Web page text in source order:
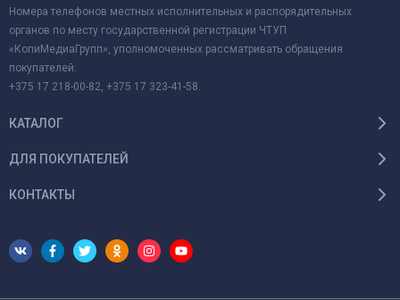
Номера телефонов местных исполнительных и распорядительных
органов по месту государственной регистрации ЧТУП
«КопиМедиаГрупп», уполномоченных рассматривать обращения
покупателей:
+375 17 218-00-82, +375 17 323-41-58.
КАТАЛОГ
ДЛЯ ПОКУПАТЕЛЕЙ
КОНТАКТЫ